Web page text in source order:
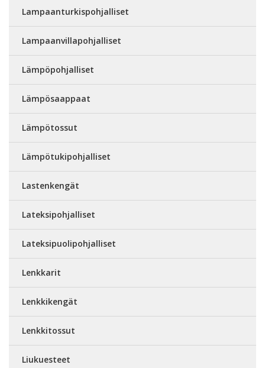
Lampaanturkispohjalliset
Lampaanvillapohjalliset
Lämpöpohjalliset
Lämpösaappaat
Lämpötossut
Lämpötukipohjalliset
Lastenkengät
Lateksipohjalliset
Lateksipuolipohjalliset
Lenkkarit
Lenkkikengät
Lenkkitossut
Liukuesteet